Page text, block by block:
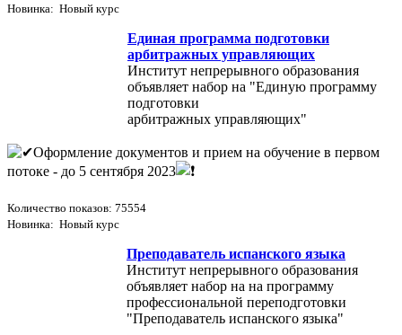
Новинка: Новый курс
Единая программа подготовки
арбитражных управляющих
Институт непрерывного образования
объявляет набор на "Единую программу
подготовки
арбитражных управляющих"
Оформление документов и прием на обучение в первом
потоке - до 5 сентября 2023
Количество показов: 75554
Новинка: Новый курс
Преподаватель испанского языка
Институт непрерывного образования
объявляет набор на на программу
профессиональной переподготовки
"Преподаватель испанского языка"